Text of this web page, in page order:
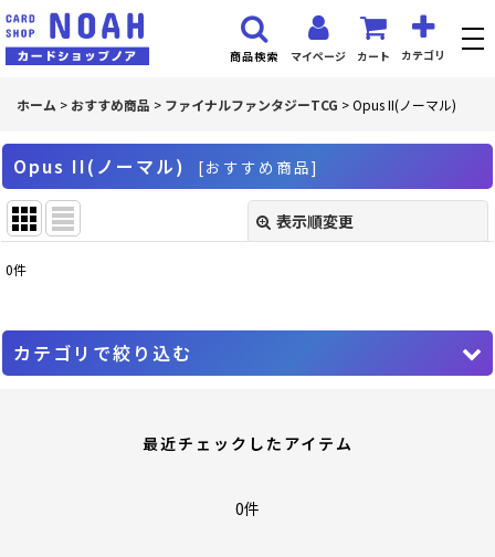
マイページ カート カテゴリ
商品検索
ホーム > おすすめ商品 > ファイナルファンタジーTCG >Opus II(ノーマル)
Opus II(ノーマル) [おすすめ商品]
表示順変更
並び順:
0件
カテゴリで絞り込む
最近チェックしたアイテム
0件